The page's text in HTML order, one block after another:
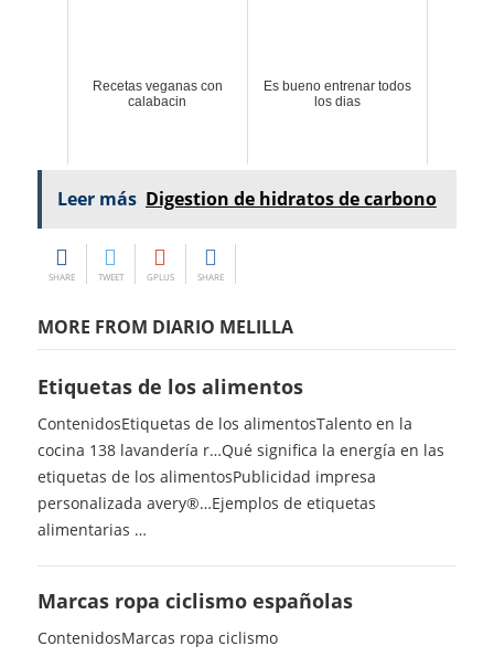
Recetas veganas con
calabacin
Es bueno entrenar todos
los dias
Leer más Digestion de hidratos de carbono
SHARE TWEET GPLUS SHARE
MORE FROM DIARIO MELILLA
Etiquetas de los alimentos
ContenidosEtiquetas de los alimentosTalento en la
cocina 138 lavandería r…Qué significa la energía en las
etiquetas de los alimentosPublicidad impresa
personalizada avery®…Ejemplos de etiquetas
alimentarias …
Marcas ropa ciclismo españolas
ContenidosMarcas ropa ciclismo